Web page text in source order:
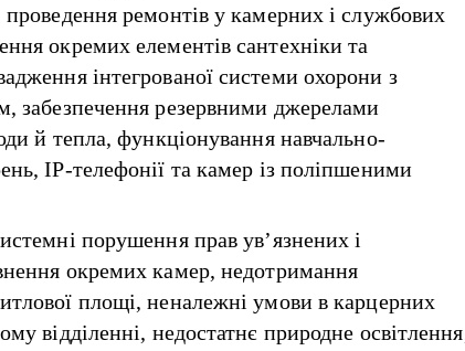
ремонтів у камерних і службових
окремих елементів сантехніки та
інтегрованої системи охорони з
забезпечення резервними джерелами
й тепла, функціонування навчально-
IP-телефонії та камер із поліпшеними
порушення прав ув’язнених і
окремих камер, недотримання
площі, неналежні умови в карцерних
відділенні, недостатнє природне